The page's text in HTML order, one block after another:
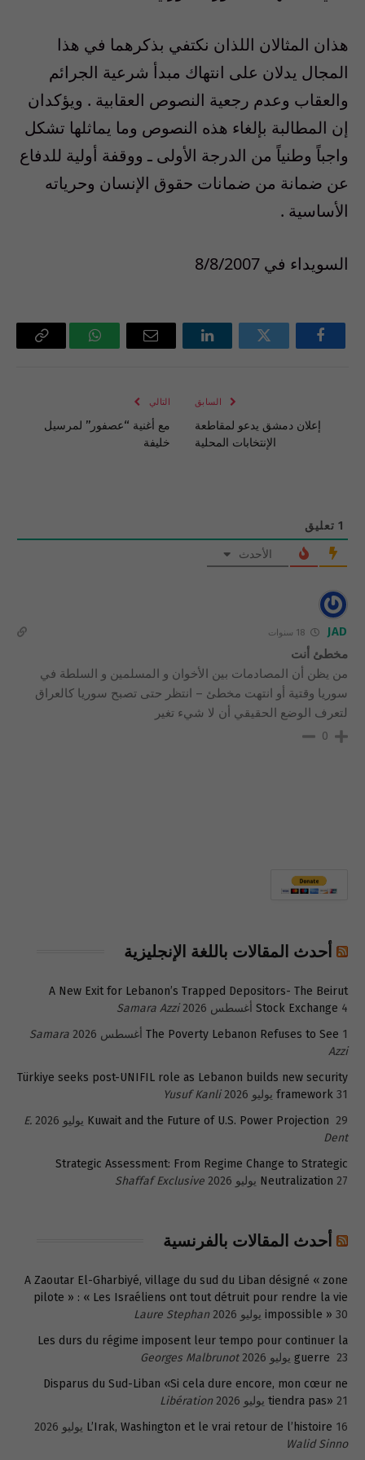
هذان المثالان اللذان نكتفي بذكرهما في هذا
المجال يدلان على انتهاك مبدأ شرعية الجرائم
والعقاب وعدم رجعية النصوص العقابية . ويؤكدان
إن المطالبة بإلغاء هذه النصوص وما يماثلها تشكل
واجباً وطنياً من الدرجة الأولى ـ ووقفة أولية للدفاع
عن ضمانة من ضمانات حقوق الإنسان وحرياته
الأساسية .
السويداء في 8/8/2007
فيسبوك تويتر لينكدإن
البريد
واتساب Copy
السابق
إعلان دمشق يدعو لمقاطعة
الإنتخابات المحلية
التالي
مع أغنية “عصفور” لمرسيل
خليفة
1 تعليق
الأحدث
JAD 18 سنوات
مخطئ أنت
من يظن أن المصادمات بين الأخوان و المسلمين و السلطة في
سوريا وقتية أو انتهت مخطئ – انتظر حتى تصبح سوريا كالعراق
لتعرف الوضع الحقيقي أن لا شيء تغير
0
أحدث المقالات باللغة الإنجليزية
A New Exit for Lebanon’s Trapped Depositors- The Beirut
Stock Exchange 4 أغسطس 2026
Samara Azzi
The Poverty Lebanon Refuses to See 1 أغسطس 2026
Samara
Azzi
Türkiye seeks post-UNIFIL role as Lebanon builds new security
framework 31 يوليو 2026
Yusuf Kanli
Kuwait and the Future of U.S. Power Projection 29 يوليو 2026
E.
Dent
Strategic Assessment: From Regime Change to Strategic
Neutralization 27 يوليو 2026 Shaffaf Exclusive
أحدث المقالات بالفرنسية
A Zaoutar El-Gharbiyé, village du sud du Liban désigné « zone
pilote » : « Les Israéliens ont tout détruit pour rendre la vie
impossible » 30 يوليو 2026
Laure Stephan
Les durs du régime imposent leur tempo pour continuer la
guerre 23 يوليو 2026
Georges Malbrunot
Disparus du Sud-Liban «Si cela dure encore, mon cœur ne
tiendra pas» 21 يوليو 2026
Libération
L’Irak, Washington et le vrai retour de l’histoire 16 يوليو 2026
Walid Sinno